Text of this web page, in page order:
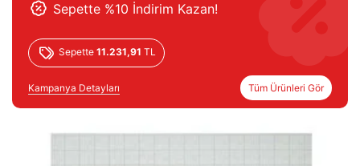
Sepette %10 İndirim Kazan!
Sepette 11.231,91 TL
Kampanya Detayları Tüm Ürünleri Gör